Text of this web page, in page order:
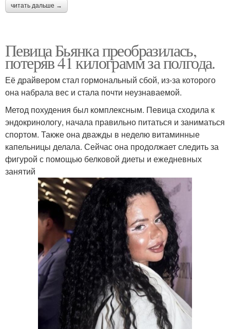
читать дальше →
Певица Бьянка преобразилась,
потеряв 41 килограмм за полгода.
Её драйвером стал гормональный сбой, из-за которого
она набрала вес и стала почти неузнаваемой.
Метод похудения был комплексным. Певица сходила к
эндокринологу, начала правильно питаться и заниматься
спортом. Также она дважды в неделю витаминные
капельницы делала. Сейчас она продолжает следить за
фигурой с помощью белковой диеты и ежедневных
занятий